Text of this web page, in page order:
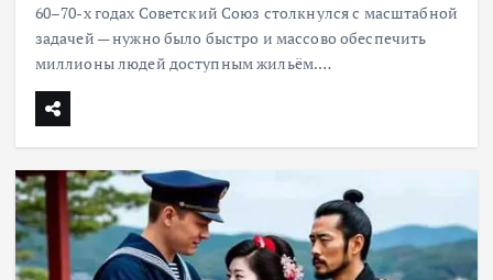
60–70-х годах Советский Союз столкнулся с масштабной
задачей — нужно было быстро и массово обеспечить
миллионы людей доступным жильём.…